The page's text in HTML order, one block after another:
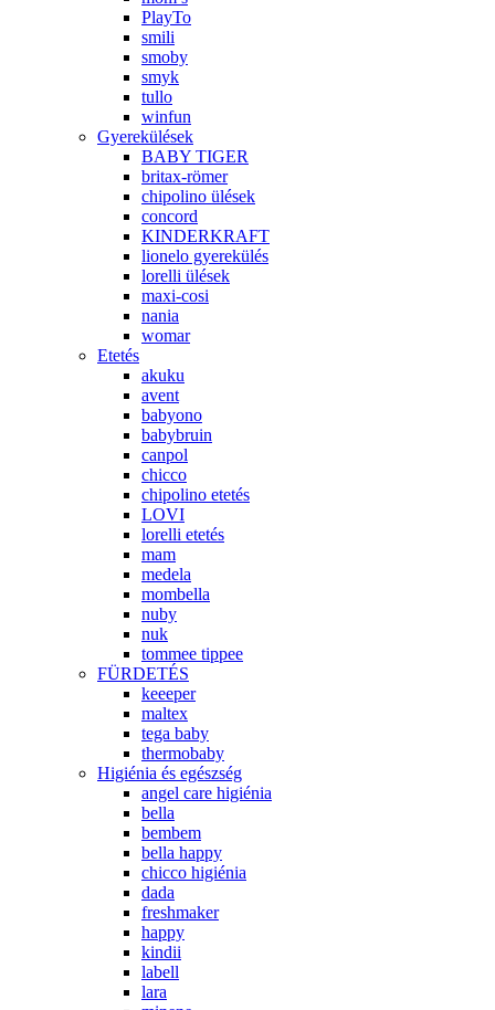
PlayTo
smili
smoby
smyk
tullo
winfun
Gyerekülések
BABY TIGER
britax-römer
chipolino ülések
concord
KINDERKRAFT
lionelo gyerekülés
lorelli ülések
maxi-cosi
nania
womar
Etetés
akuku
avent
babyono
babybruin
canpol
chicco
chipolino etetés
LOVI
lorelli etetés
mam
medela
mombella
nuby
nuk
tommee tippee
FÜRDETÉS
keeeper
maltex
tega baby
thermobaby
Higiénia és egészség
angel care higiénia
bella
bembem
bella happy
chicco higiénia
dada
freshmaker
happy
kindii
labell
lara